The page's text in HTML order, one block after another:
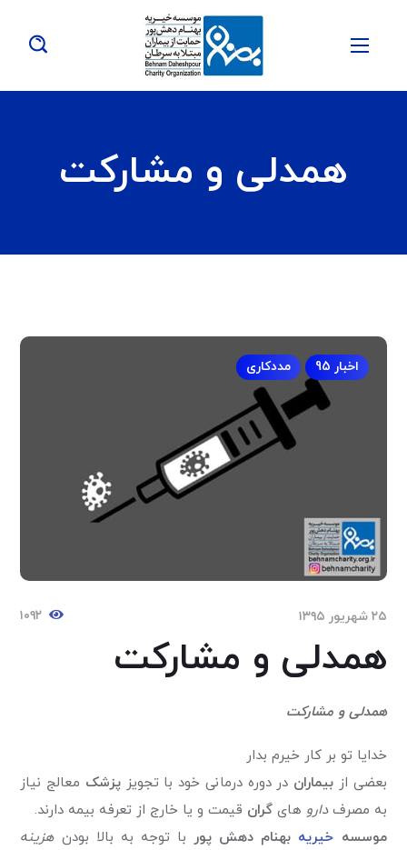
همدلی و مشارکت
اخبار 95 مددکاری
۲۵ شهریور ۱۳۹۵ ۱۰۹۲
همدلی و مشارکت
همدلی و مشارکت
خدایا تو بر کار خیرم بدار
بعضی از بیماران در دوره درمانی خود با تجویزپزشک معالج نیاز
به مصرفدارو هایگران قیمت و یا خارج از تعرفه بیمه دارند.
موسسه خیریه بهنام دهش پور با توجه به بالا بودنهزینه